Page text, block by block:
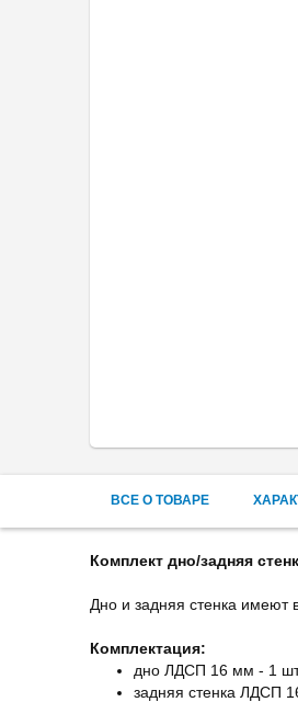
ВСЕ О ТОВАРЕ
Комплект дно/задняя
Дно и задняя стенка имеют
Комплектация:
дно ЛДСП 16 мм - 1
задняя стенка ЛДСП